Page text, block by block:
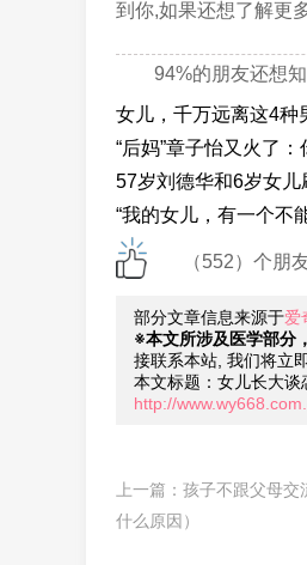
到你,如果还想了解更
94%的朋友还想知
女儿，千万远离这4种
“后妈”章子怡又火了
57岁刘德华和6岁女
“我的女儿，有一个不
（552）个朋
部分文章信息来源于爱
※本文所涉及医学部分
接联系本站, 我们将立
本文标题：女儿长大谈
http://
上一篇： 孩子不跟父母交
什么原因）